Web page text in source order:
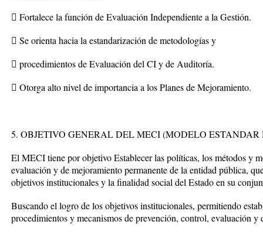
 Fortalece la función de Evaluación Independiente a la Gestión.
 Se orienta hacia la estandarización de metodologías y
 procedimientos de Evaluación del CI y de Auditoría.
 Otorga alto nivel de importancia a los Planes de Mejoramiento.
5. OBJETIVO GENERAL DEL MECI (MODELO
El MECI tiene por objetivo Establecer las políticas, los métodos y
evaluación y de mejoramiento permanente de la entidad pública,
objetivos institucionales y la finalidad social del Estado en su
Buscando el logro de los objetivos institucionales, permitiendo
procedimientos y mecanismos de prevención, control, evaluación